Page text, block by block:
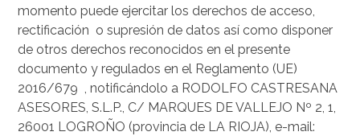
momento puede ejercitar los derechos de acceso,
rectificación o supresión de datos así como disponer
de otros derechos reconocidos en el presente
documento y regulados en el Reglamento (UE)
2016/679 , notificándolo a RODOLFO CASTRESANA
ASESORES, S.L.P., C/ MARQUES DE VALLEJO Nº 2, 1,
26001 LOGROÑO (provincia de LA RIOJA), e-mail: